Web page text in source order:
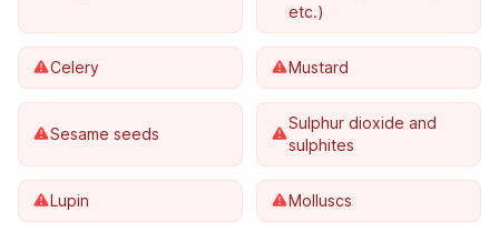
etc.)
Celery Mustard
Sesame seeds
Sulphur dioxide and
sulphites
Lupin Molluscs